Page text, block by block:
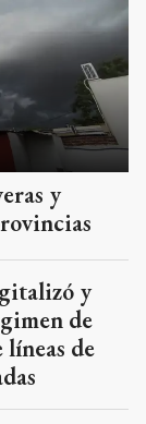
y
y
de
de